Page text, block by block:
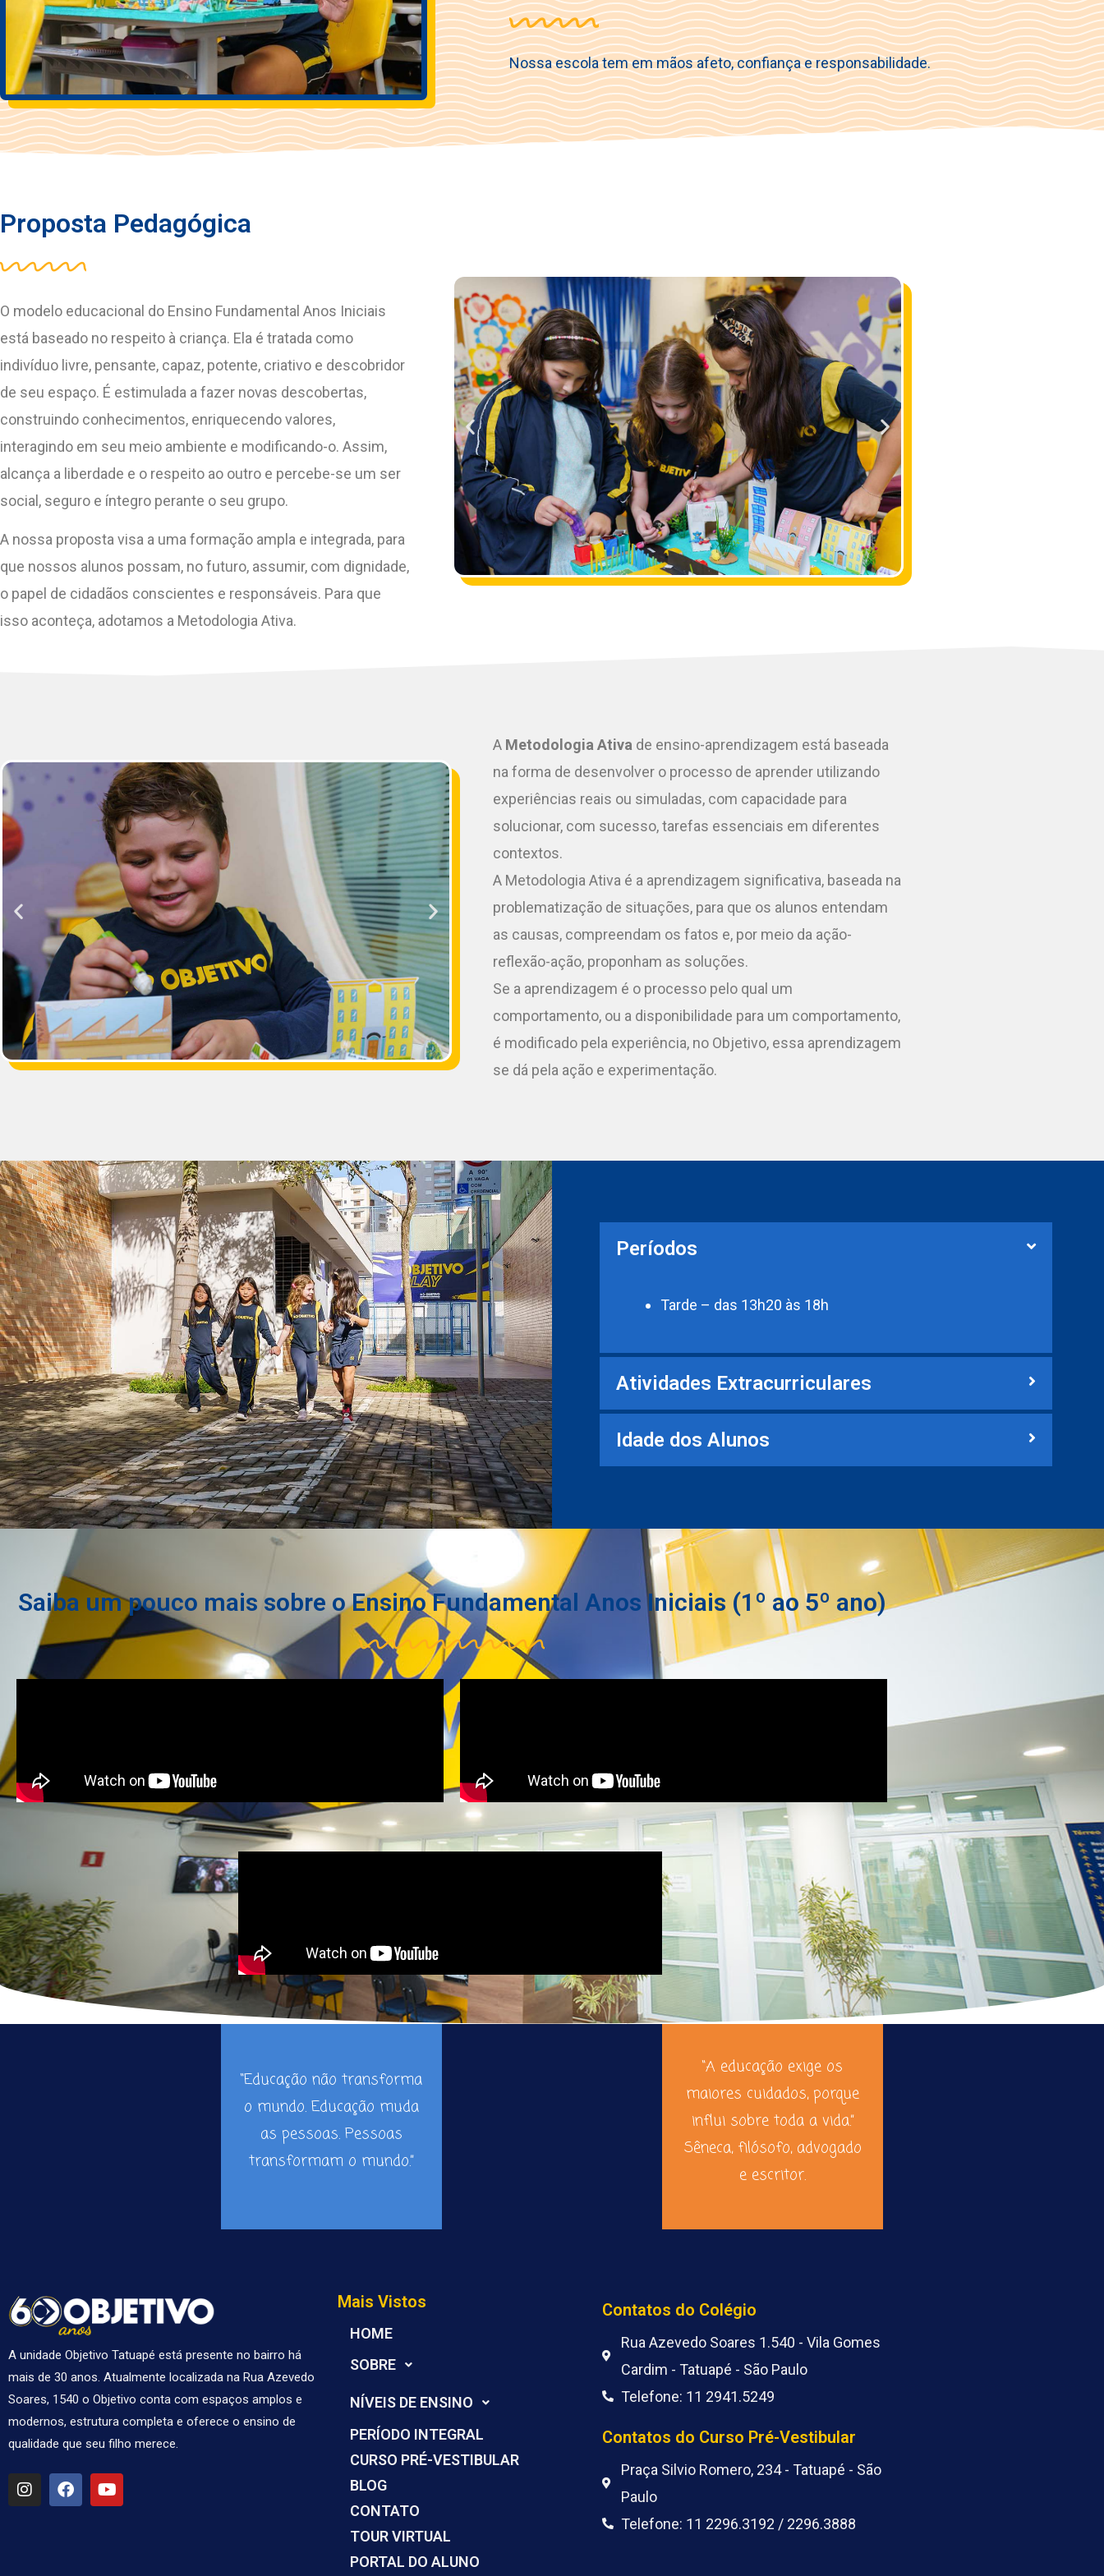
Nossa escola tem em mãos afeto, confiança e responsabilidade.
Proposta Pedagógica
O modelo educacional do Ensino Fundamental Anos Iniciais
está baseado no respeito à criança. Ela é tratada como
indivíduo livre, pensante, capaz, potente, criativo e descobridor
de seu espaço. É estimulada a fazer novas descobertas,
construindo conhecimentos, enriquecendo valores,
interagindo em seu meio ambiente e modificando-o. Assim,
alcança a liberdade e o respeito ao outro e percebe-se um ser
social, seguro e íntegro perante o seu grupo.
A nossa proposta visa a uma formação ampla e integrada, para
que nossos alunos possam, no futuro, assumir, com dignidade,
o papel de cidadãos conscientes e responsáveis. Para que
isso aconteça, adotamos a Metodologia Ativa.
A Metodologia Ativa de ensino-aprendizagem está baseada
na forma de desenvolver o processo de aprender utilizando
experiências reais ou simuladas, com capacidade para
solucionar, com sucesso, tarefas essenciais em diferentes
contextos.
A Metodologia Ativa é a aprendizagem significativa, baseada na
problematização de situações, para que os alunos entendam
as causas, compreendam os fatos e, por meio da ação-
reflexão-ação, proponham as soluções.
Se a aprendizagem é o processo pelo qual um
comportamento, ou a disponibilidade para um comportamento,
é modificado pela experiência, no Objetivo, essa aprendizagem
se dá pela ação e experimentação.
Períodos
Tarde – das 13h20 às 18h
Atividades Extracurriculares
Idade dos Alunos
Saiba um pouco mais sobre o Ensino Fundamental Anos Iniciais (1º ao 5º ano)
“Educação não transforma
o mundo. Educação muda
as pessoas. Pessoas
transformam o mundo.”
“A educação exige os
maiores cuidados, porque
influi sobre toda a vida.”
Sêneca, filósofo, advogado
e escritor.
A unidade Objetivo Tatuapé está presente no bairro há
mais de 30 anos. Atualmente localizada na Rua Azevedo
Soares, 1540 o Objetivo conta com espaços amplos e
modernos, estrutura completa e oferece o ensino de
qualidade que seu filho merece.
I
n
s
F
a
c
Y
o
u
Mais Vistos
HOME
SOBRE
NÍVEIS DE ENSINO
PERÍODO INTEGRAL
CURSO PRÉ-VESTIBULAR
BLOG
CONTATO
TOUR VIRTUAL
PORTAL DO ALUNO
Contatos do Colégio
Rua Azevedo Soares 1.540 - Vila Gomes
Cardim - Tatuapé - São Paulo
Telefone: 11 2941.5249
Contatos do Curso Pré-Vestibular
Praça Silvio Romero, 234 - Tatuapé - São
Paulo
Telefone: 11 2296.3192 / 2296.3888